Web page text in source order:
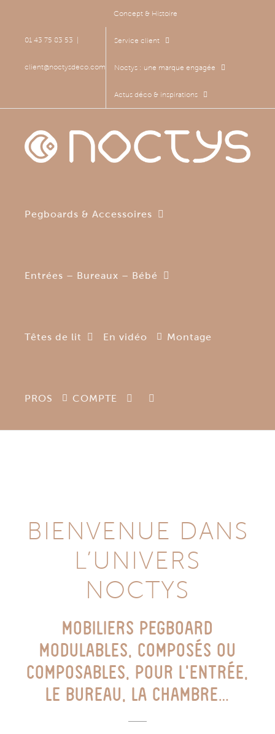
contenu01 43 75 83 53
client@noctysdeco.com
Concept & Histoire
Service client
Noctys : une marque engagée
Actus déco & inspirations
Pegboards & Accessoires
Entrées – Bureaux – Bébé
Têtes de lit En vidéo Montage
PROS COMPTE
BIENVENUE DANS
L’UNIVERS
NOCTYS
MOBILIERS PEGBOARD
MODULABLES, COMPOSÉS OU
COMPOSABLES, POUR L’ENTRÉE,
LE BUREAU, LA CHAMBRE…